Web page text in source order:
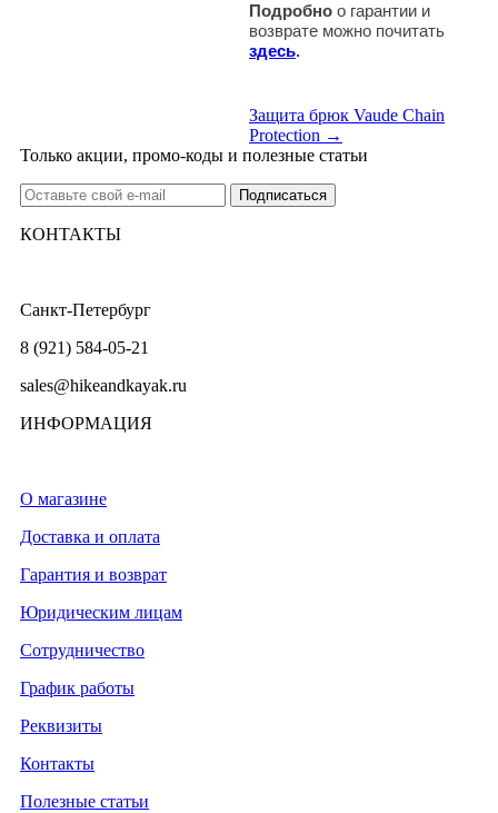
Подробно о гарантии и
возврате можно почитать
здесь.
Защита брюк Vaude Chain
Protection →
Только акции, промо-коды и полезные статьи
КОНТАКТЫ
Санкт-Петербург
8 (921) 584-05-21
sales@hikeandkayak.ru
ИНФОРМАЦИЯ
О магазине
Доставка и оплата
Гарантия и возврат
Юридическим лицам
Сотрудничество
График работы
Реквизиты
Контакты
Полезные статьи